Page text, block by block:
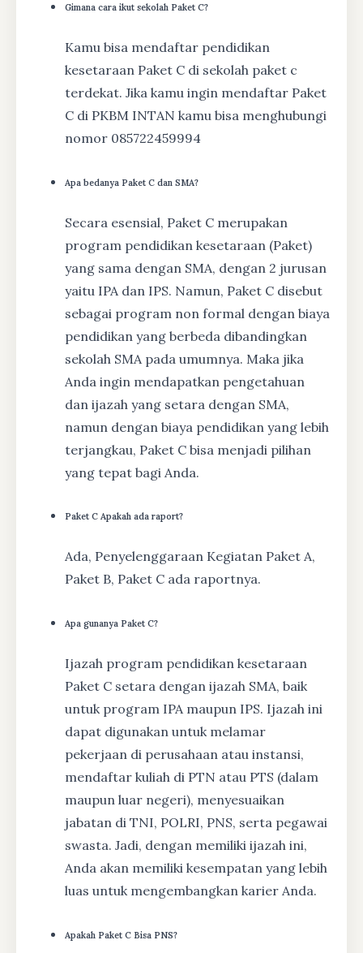
Gimana cara ikut sekolah Paket C?
Kamu bisa mendaftar pendidikan
kesetaraan Paket C di sekolah paket c
terdekat. Jika kamu ingin mendaftar Paket
C di PKBM INTAN kamu bisa menghubungi
nomor 085722459994
Apa bedanya Paket C dan SMA?
Secara esensial, Paket C merupakan
program pendidikan kesetaraan (Paket)
yang sama dengan SMA, dengan 2 jurusan
yaitu IPA dan IPS. Namun, Paket C disebut
sebagai program non formal dengan biaya
pendidikan yang berbeda dibandingkan
sekolah SMA pada umumnya. Maka jika
Anda ingin mendapatkan pengetahuan
dan ijazah yang setara dengan SMA,
namun dengan biaya pendidikan yang lebih
terjangkau, Paket C bisa menjadi pilihan
yang tepat bagi Anda.
Paket C Apakah ada raport?
Ada, Penyelenggaraan Kegiatan Paket A,
Paket B, Paket C ada raportnya.
Apa gunanya Paket C?
Ijazah program pendidikan kesetaraan
Paket C setara dengan ijazah SMA, baik
untuk program IPA maupun IPS. Ijazah ini
dapat digunakan untuk melamar
pekerjaan di perusahaan atau instansi,
mendaftar kuliah di PTN atau PTS (dalam
maupun luar negeri), menyesuaikan
jabatan di TNI, POLRI, PNS, serta pegawai
swasta. Jadi, dengan memiliki ijazah ini,
Anda akan memiliki kesempatan yang lebih
luas untuk mengembangkan karier Anda.
Apakah Paket C Bisa PNS?